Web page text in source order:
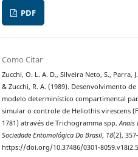
PDF
Como Citar
Zucchi, O. L. A. D., Silveira Neto, S., Parra,
& Zucchi, R. A. (1989). Desenvolvimento
modelo determinístico compartimental
simular o controle de Heliothis virescens
1781) através de Trichogramma spp.Anais
Sociedade Entomológica Do Brasil, 18(2),
https://doi.org/10.37486/0301-